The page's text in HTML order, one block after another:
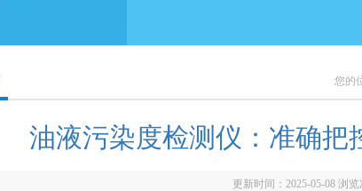
您的
油液污染度检测仪：准确把
更新时间：2025-05-08 浏览